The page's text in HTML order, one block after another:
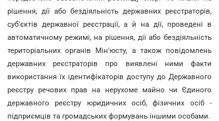
рішення, дії або бездіяльність державних реєстраторів,
суб'єктів державної реєстрації, а й на дії, проведені в
автоматичному режимі, на рішення, дії або бездіяльність
територіальних органів Мін'юсту, а також повідомлень
державних реєстраторів про виявлені ними факти
використання їх ідентифікаторів доступу до Державного
реєстру речових прав на нерухоме майно чи Єдиного
державного реєстру юридичних осіб, фізичних осіб -
підприємців та громадських формувань іншими особами.